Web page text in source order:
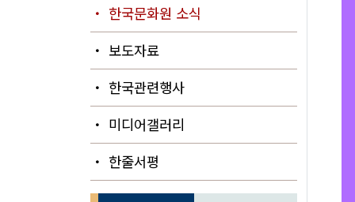
・ 한국문화원 소식
・ 보도자료
・ 한국관련행사
・ 미디어갤러리
・ 한줄서평